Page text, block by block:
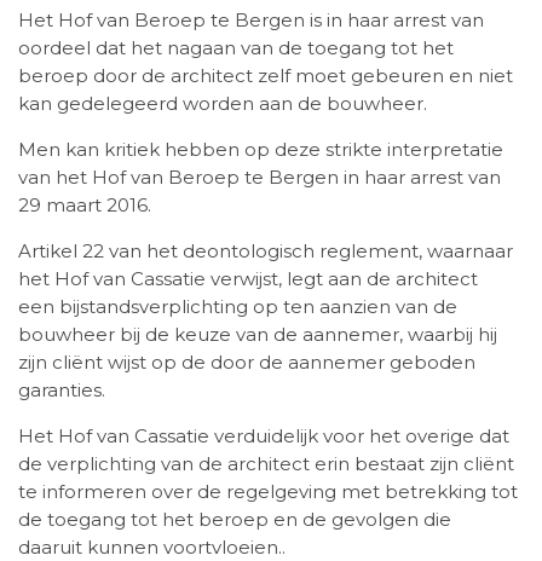
Het Hof van Beroep te Bergen is in haar arrest van
oordeel dat het nagaan van de toegang tot het
beroep door de architect zelf moet gebeuren en niet
kan gedelegeerd worden aan de bouwheer.
Men kan kritiek hebben op deze strikte interpretatie
van het Hof van Beroep te Bergen in haar arrest van
29 maart 2016.
Artikel 22 van het deontologisch reglement, waarnaar
het Hof van Cassatie verwijst, legt aan de architect
een bijstandsverplichting op ten aanzien van de
bouwheer bij de keuze van de aannemer, waarbij hij
zijn cliënt wijst op de door de aannemer geboden
garanties.
Het Hof van Cassatie verduidelijk voor het overige dat
de verplichting van de architect erin bestaat zijn cliënt
te informeren over de regelgeving met betrekking tot
de toegang tot het beroep en de gevolgen die
daaruit kunnen voortvloeien..